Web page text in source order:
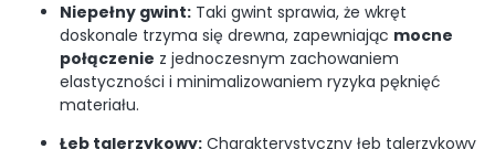
Niepełny gwint: Taki gwint sprawia, że wkręt
doskonale trzyma się drewna, zapewniając mocne
połączenie z jednoczesnym zachowaniem
elastyczności i minimalizowaniem ryzyka pęknięć
materiału.
Łeb talerzykowy: Charakterystyczny łeb talerzykowy